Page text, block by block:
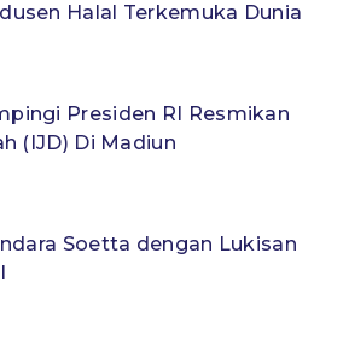
Halal Terkemuka Dunia
Presiden RI Resmikan
(IJD) Di Madiun
Soetta dengan Lukisan